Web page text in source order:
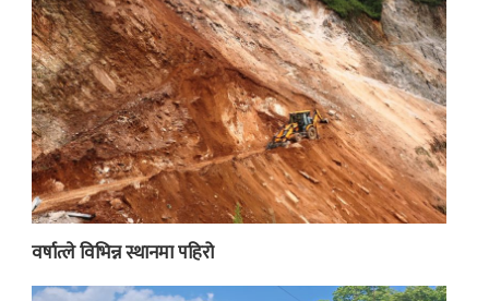
वर्षात्ले विभिन्न स्थानमा पहिरो